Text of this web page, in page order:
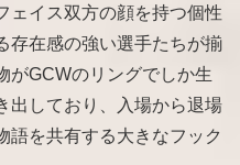
ェイス双方の顔を持つ個性
存在感の強い選手たちが揃
がGCWのリングでしか生
出しており、入場から退場
語を共有する大きなフック